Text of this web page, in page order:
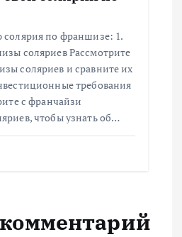
по франшизе: 1.
соляриев Рассмотрите
соляриев и сравните их
требования
с франчайзи
чтобы узнать об…